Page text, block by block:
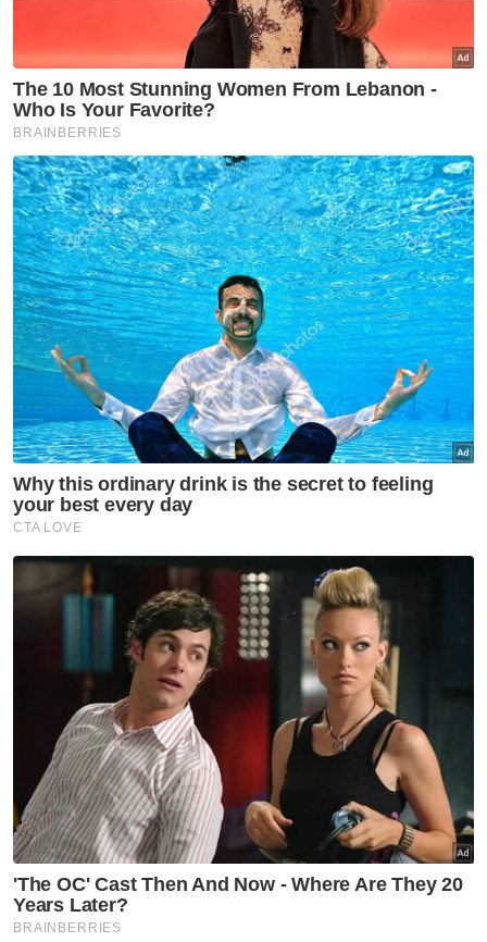
“Untuk ke bilik air pun kami perlu
mengangkatnya ke kerusi roda,” katanya
sambil memaklumkan Noriah telah menjalani
lima sesi fisioterapi, namun keadaannya
masih belum menunjukkan banyak
perubahan.
Orang ramai yang ingin menghulurkan
bantuan boleh menyalurkan sumbangan ke
akaun Bank Islam 06037023262380 atas
nama Noriah Keria.
Ringkasan AI
JERANTUT – "Kami tidak mahu nenek
terputus bekalan susu, tetapi dengan
pendapatan yang ada sekarang, kami
Demikian rintihan Nik Nurliana Nik Razi, 29,
yang bergelut memastikan kebajikan
neneknya, Noriah Keria, 79, yang terlantar
akibat angin ahmar sejak Ogos tahun lalu,
terus terjaga
Anak bongsu daripada empat beradik itu
berkata, mereka kini memerlukan hampir
RM2,000 sebulan bagi menampung
keperluan khas neneknya, termasuk susu,
lampin pakai buang serta kos ulang-alik ke
Hospital Sultan Ahmad Shah (HOSAS),
Temerloh
Walaupun bantuan bulanan RM500
daripada Jabatan Kebajikan Masyarakat
(JKM) tidak mencukupi, kami tetap